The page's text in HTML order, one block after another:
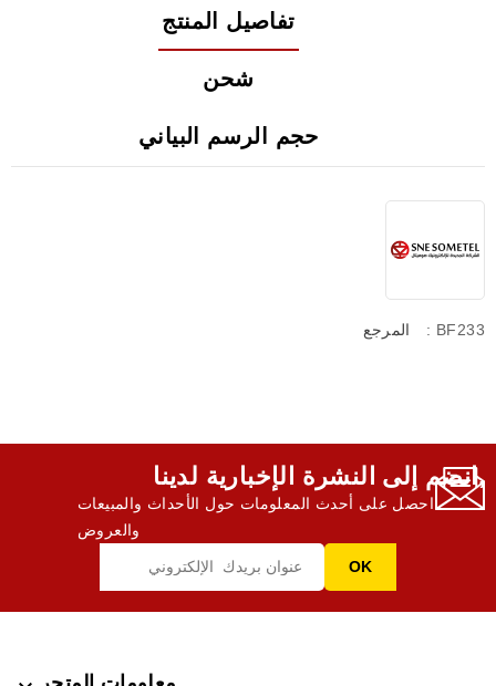
تفاصيل المنتج
شحن
حجم الرسم البياني
المرجع : BF233
انضم إلى النشرة الإخبارية لدينا,
احصل على أحدث المعلومات حول الأحداث والمبيعات
والعروض